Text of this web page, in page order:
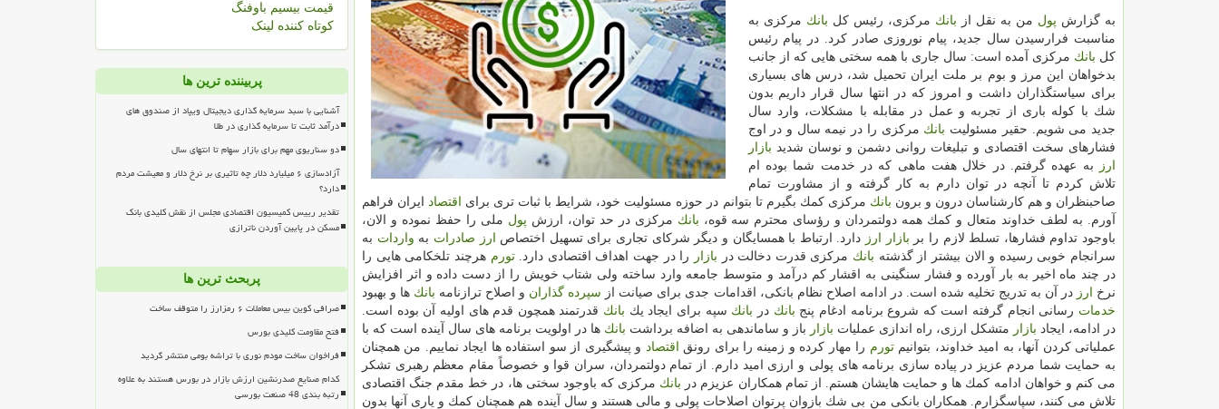
به گزارش پول من به نقل از بانك مركزی، رئیس كل بانك مركزی به
مناسبت فرارسیدن سال جدید، پیام نوروزی صادر كرد. در پیام رئیس
كل بانك مركزی آمده است: سال جاری با همه سختی هایی كه از جانب
بدخواهان این مرز و بوم بر ملت ایران تحمیل شد، درس های بسیاری
برای سیاستگذاران داشت و امروز كه در انتها سال قرار داریم بدون
شك با كوله باری از تجربه و عمل در مقابله با مشكلات، وارد سال
جدید می شویم. حقیر مسئولیت بانك مركزی را در نیمه سال و در اوج
فشارهای سخت اقتصادی و تبلیغات روانی دشمن و نوسان شدید بازار
ارز
به عهده گرفتم. در خلال هفت ماهی كه در خدمت شما بوده ام
تلاش كردم تا آنچه در توان دارم به كار گرفته و از مشاورت تمام
صاحبنظران و هم كارشناسان درون و برون بانك مركزی كمك بگیرم تا بتوانم در حوزه مسئولیت خود، شرایط با ثبات تری برای اقتصادایران فراهم
آورم. به لطف خداوند متعال و كمك همه دولتمردان و رؤسای محترم سه قوه، بانك مركزی در حد توان، ارزش پول ملی را حفظ نموده و الان،
باوجود تداوم فشارها، تسلط لازم را بر بازار ارز دارد. ارتباط با همسایگان و دیگر شركای تجاری برای تسهیل اختصاص ارز صادرات به واردات به
سرانجام خوبی رسیده و الان بیشتر از گذشته بانك مركزی قدرت دخالت در بازار را در جهت اهداف اقتصادی دارد.تورم هرچند تلخكامی هایی را
در چند ماه اخیر به بار آورده و فشار سنگینی به اقشار كم درآمد و متوسط جامعه وارد ساخته ولی شتاب خویش را از دست داده و اثر افزایش
نرخ
ارز در آن به تدریج تخلیه شده است. در ادامه اصلاح نظام بانكی، اقدامات جدی برای صیانت از سپرده گذاران و اصلاح ترازنامه بانك ها و بهبود
خدمات رسانی انجام گرفته است كه شروع برنامه ادغام پنج بانك در بانك سپه برای ایجاد یك بانك قدرتمند همچون قدم های اولیه آن بوده است.
در ادامه، ایجاد بازار متشكل ارزی، راه اندازی عملیات بازار باز و ساماندهی به اضافه برداشت بانك ها در اولویت برنامه های سال آینده است كه با
عملیاتی كردن آنها، به امید خداوند، بتوانیمتورم را مهار كرده و زمینه را برای رونق اقتصاد و پیشگیری از سو استفاده ها ایجاد نماییم. من همچنان
به حمایت شما مردم عزیز در پیاده سازی برنامه های پولی و ارزی امید دارم. از تمام دولتمردان، سران قوا و خصوصاً مقام معظم رهبری تشكر
می كنم و خواهان ادامه كمك ها و حمایت هایشان هستم. از تمام همكاران عزیزم در بانك مركزی كه باوجود سختی ها، در خط مقدم جنگ اقتصادی
تلاش می كنند، سپاسگزارم. همكاران بانكی من بی شك بازوان پرتوان اصلاحات پولی و مالی هستند و سال آینده هم همچنان كمك و یاری آنها بدون
قیمت بیسیم باوفنگ
کوتاه کننده لینک
پربیننده ترین ها
آشنایی با سبد سرمایه گذاری دیجیتال ویپاد از صندوق های
درآمد ثابت تا سرمایه گذاری در طلا
دو سناریوی مهم برای بازار سهام تا انتهای سال
آزادسازی ۶ میلیارد دلار چه تاثیری بر نرخ دلار و معیشت مردم
دارد؟
تقدیر رییس کمیسیون اقتصادی مجلس از نقش کلیدی بانک
مسکن در پایین آوردن ناترازی
پربحث ترین ها
صرافی کوین بیس معاملات ۶ رمزارز را متوقف ساخت
فتح مقاومت کلیدی بورس
فراخوان ساخت مودم نوری با تراشه بومی منتشر گردید
کدام صنایع صدرنشین ارزش بازار در بورس هستند به علاوه
رتبه بندی 48 صنعت بورسی